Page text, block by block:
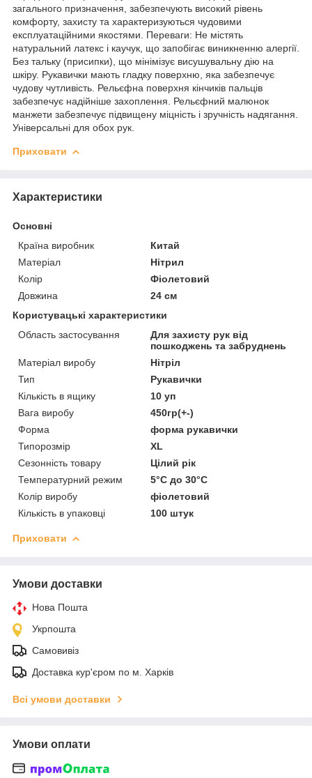
загального призначення, забезпечують високий рівень
комфорту, захисту та характеризуються чудовими
експлуатаційними якостями. Переваги: Не містять
натуральний латекс і каучук, що запобігає виникненню алергії.
Без тальку (присипки), що мінімізує висушувальну дію на
шкіру. Рукавички мають гладку поверхню, яка забезпечує
чудову чутливість. Рельєфна поверхня кінчиків пальців
забезпечує надійніше захоплення. Рельєфний малюнок
манжети забезпечує підвищену міцність і зручність надягання.
Універсальні для обох рук.
Приховати
Характеристики
Основні
Країна виробник
Китай
Матеріал
Нітрил
Колір
Фіолетовий
Довжина
24 см
Користувацькі характеристики
Область застосування
Для захисту рук від
пошкоджень та забруднень
Матеріал виробу
Нітріл
Тип
Рукавички
Кількість в ящику
10 уп
Вага виробу
450гр(+-)
Форма
форма рукавички
Типорозмір
XL
Сезонність товару
Цілий рік
Температурний режим
5°С до 30°С
Колір виробу
фіолетовий
Кількість в упаковці
100 штук
Приховати
Умови доставки
Нова Пошта
Укрпошта
Самовивіз
Доставка кур'єром по м. Харків
Всі умови доставки
Умови оплати